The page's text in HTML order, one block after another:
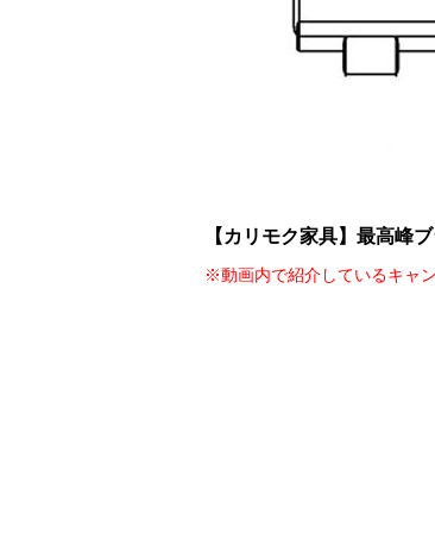
【カリモク家具】最高峰
※動画内で紹介しているキャ